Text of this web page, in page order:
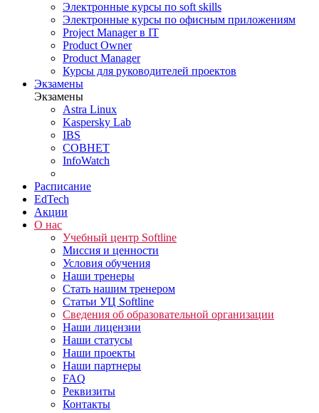
Электронные курсы по soft skills
Электронные курсы по офисным приложениям
Project Manager в IT
Product Owner
Product Manager
Курсы для руководителей проектов
Экзамены
Экзамены
Astra Linux
Kaspersky Lab
IBS
СОВНЕТ
InfoWatch
Расписание
EdTech
Акции
О нас
Учебный центр Softline
Миссия и ценности
Условия обучения
Наши тренеры
Стать нашим тренером
Статьи УЦ Softline
Сведения об образовательной организации
Наши лицензии
Наши статусы
Наши проекты
Наши партнеры
FAQ
Реквизиты
Контакты